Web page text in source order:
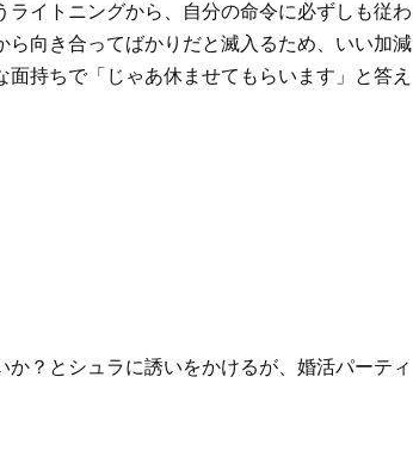
イトニングから、自分の命令に必ずしも従わ
向き合ってばかりだと滅入るため、いい加減
持ちで「じゃあ休ませてもらいます」と答え
？とシュラに誘いをかけるが、婚活パーティ